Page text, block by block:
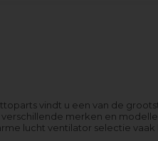
vindt u een van de
merken en
lucht ventilator selectie